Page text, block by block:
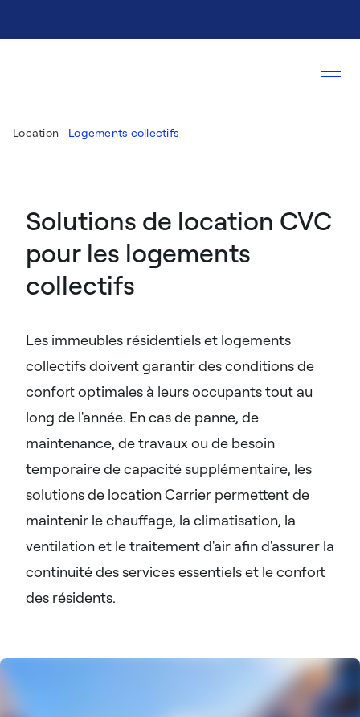
Location Logements collectifs
Solutions de location CVC
pour les logements
collectifs
Les immeubles résidentiels et logements
collectifs doivent garantir des conditions de
confort optimales à leurs occupants tout au
long de l'année. En cas de panne, de
maintenance, de travaux ou de besoin
temporaire de capacité supplémentaire, les
solutions de location Carrier permettent de
maintenir le chauffage, la climatisation, la
ventilation et le traitement d'air afin d'assurer la
continuité des services essentiels et le confort
des résidents.